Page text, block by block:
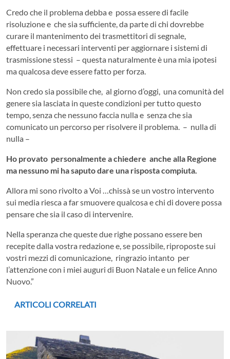
Credo che il problema debba e possa essere di facile
risoluzione e che sia sufficiente, da parte di chi dovrebbe
curare il mantenimento dei trasmettitori di segnale,
effettuare i necessari interventi per aggiornare i sistemi di
trasmissione stessi – questa naturalmente è una mia ipotesi
ma qualcosa deve essere fatto per forza.
Non credo sia possibile che, al giorno d’oggi, una comunità del
genere sia lasciata in queste condizioni per tutto questo
tempo, senza che nessuno faccia nulla e senza che sia
comunicato un percorso per risolvere il problema. – nulla di
nulla –
Ho provato personalmente a chiedere anche alla Regione
ma nessuno mi ha saputo dare una risposta compiuta.
Allora mi sono rivolto a Voi …chissà se un vostro intervento
sui media riesca a far smuovere qualcosa e chi di dovere possa
pensare che sia il caso di intervenire.
Nella speranza che queste due righe possano essere ben
recepite dalla vostra redazione e, se possibile, riproposte sui
vostri mezzi di comunicazione, ringrazio intanto per
l’attenzione con i miei auguri di Buon Natale e un felice Anno
Nuovo.”
ARTICOLI CORRELATI